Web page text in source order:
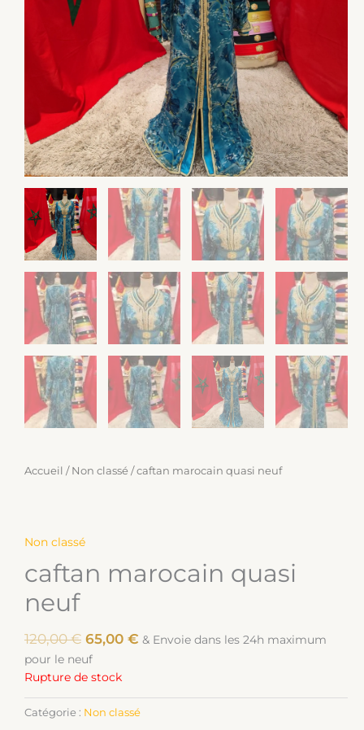
Accueil / Non classé / caftan marocain quasi neuf
Non classé
caftan marocain quasi
neuf
120,00€ 65,00 € & Envoie dans les 24h maximum
pour le neuf
Rupture de stock
Catégorie : Non classé